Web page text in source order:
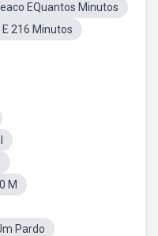
EQuantos Minutos
216 Minutos
M
Pardo